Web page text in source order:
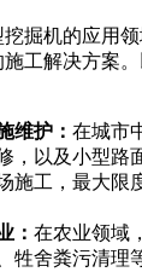
掘机的应用
工解决方案
维护： 在城市
，以及小型路
施工，最大限
： 在农业领域
牲舍粪污清理